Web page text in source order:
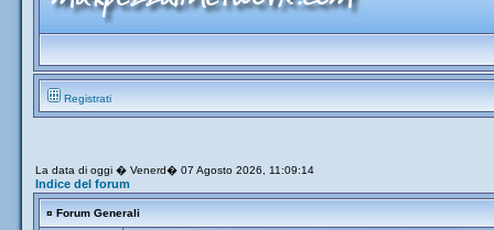
Registrati
La data di oggi � Venerd� 07 Agosto 2026, 11:09:14
Indice del forum
¤ Forum Generali